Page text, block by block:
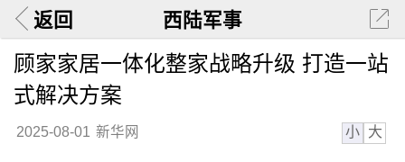
返回 西陆军事
顾家家居一体化整家战略升级 打造一站
式解决方案
2025-08-01 新华网 小 大